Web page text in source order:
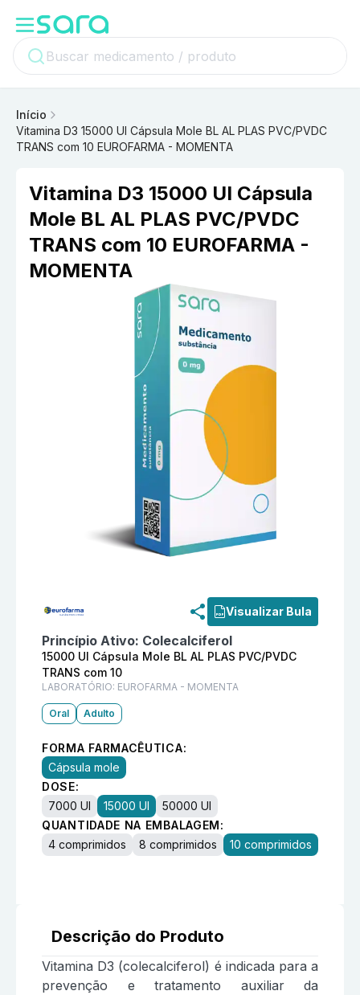
Início
Vitamina D3 15000 UI Cápsula Mole BL AL PLAS PVC/PVDC
TRANS com 10 EUROFARMA - MOMENTA
Vitamina D3 15000 UI Cápsula
Mole BL AL PLAS PVC/PVDC
TRANS com 10 EUROFARMA -
MOMENTA
Visualizar Bula
Princípio Ativo: Colecalciferol
15000 UI Cápsula Mole BL AL PLAS PVC/PVDC
TRANS com 10
LABORATÓRIO: EUROFARMA - MOMENTA
Oral Adulto
FORMA FARMACÊUTICA:
Cápsula mole
DOSE:
7000 UI
15000 UI
50000 UI
QUANTIDADE NA EMBALAGEM:
4 comprimidos
8 comprimidos 10 comprimidos
Descrição do Produto
Vitamina D3 (colecalciferol) é indicada para a
prevenção e tratamento auxiliar da